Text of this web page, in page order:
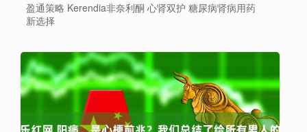
盈通策略 Kerendia非奈利酮 心肾双护 糖尿病肾病用药
新选择